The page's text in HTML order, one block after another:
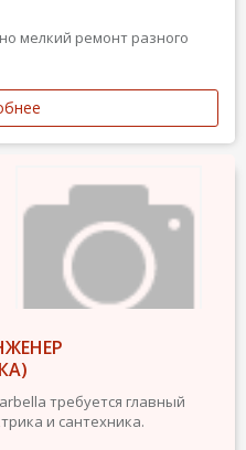
мелкий ремонт разного
требуется главный
и сантехника.